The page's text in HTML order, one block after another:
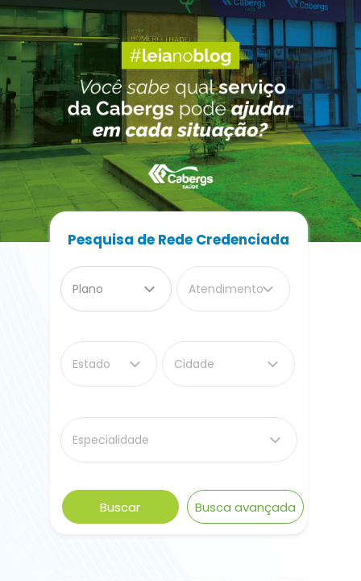
Pesquisa de Rede Credenciada
Buscar Busca avançada